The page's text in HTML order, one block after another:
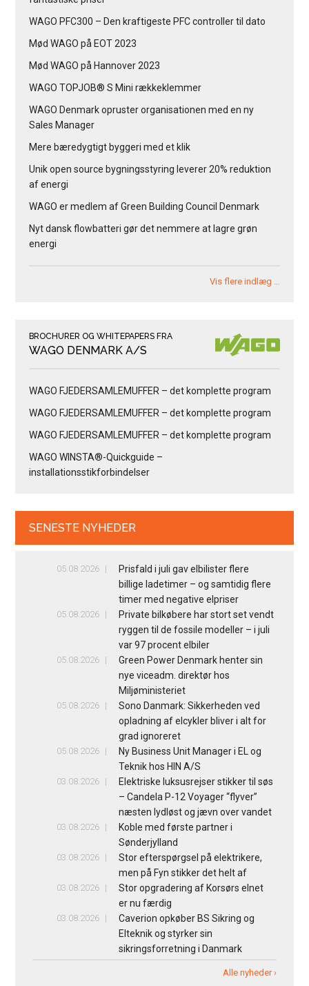
WAGO PFC300 – Den kraftigeste PFC controller til dato
Mød WAGO på EOT 2023
Mød WAGO på Hannover 2023
WAGO TOPJOB® S Mini rækkeklemmer
WAGO Denmark opruster organisationen med en ny
Sales Manager
Mere bæredygtigt byggeri med et klik
Unik open source bygningsstyring leverer 20% reduktion
af energi
WAGO er medlem af Green Building Council Denmark
Nyt dansk flowbatteri gør det nemmere at lagre grøn
energi
Vis flere indlæg …
BROCHURER OG WHITEPAPERS FRA
WAGO DENMARK A/S
WAGO FJEDERSAMLEMUFFER – det komplette program
WAGO FJEDERSAMLEMUFFER – det komplette program
WAGO FJEDERSAMLEMUFFER – det komplette program
WAGO WINSTA®-Quickguide –
installationsstikforbindelser
SENESTE NYHEDER
05.08.2026
Prisfald i juli gav elbilister flere
billige ladetimer – og samtidig flere
timer med negative elpriser
05.08.2026
Private bilkøbere har stort set vendt
ryggen til de fossile modeller – i juli
var 97 procent elbiler
05.08.2026
Green Power Denmark henter sin
nye viceadm. direktør hos
Miljøministeriet
05.08.2026
Sono Danmark: Sikkerheden ved
opladning af elcykler bliver i alt for
grad ignoreret
05.08.2026
Ny Business Unit Manager i EL og
Teknik hos HIN A/S
03.08.2026
Elektriske luksusrejser stikker til søs
– Candela P-12 Voyager “flyver”
næsten lydløst og jævn over vandet
03.08.2026
Koble med første partner i
Sønderjylland
03.08.2026
Stor efterspørgsel på elektrikere,
men på Fyn stikker det helt af
03.08.2026
Stor opgradering af Korsørs elnet
er nu færdig
03.08.2026
Caverion opkøber BS Sikring og
Elteknik og styrker sin
sikringsforretning i Danmark
Alle nyheder ›